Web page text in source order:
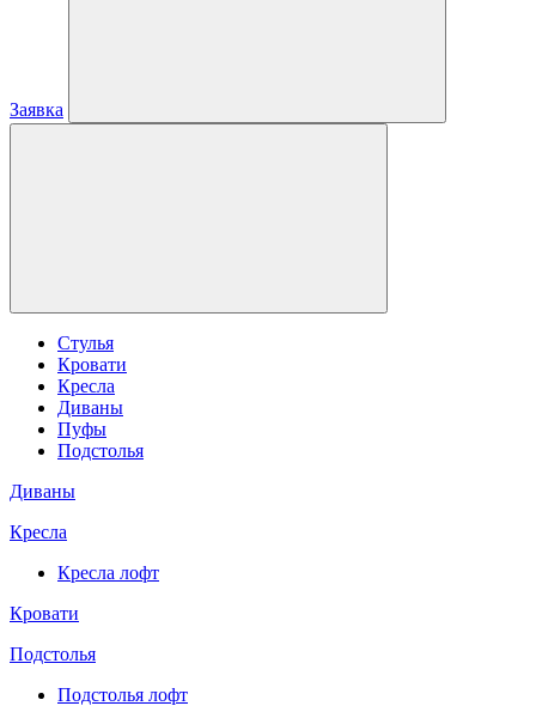
Заявка
Стулья
Кровати
Кресла
Диваны
Пуфы
Подстолья
Диваны
Кресла
Кресла лофт
Кровати
Подстолья
Подстолья лофт